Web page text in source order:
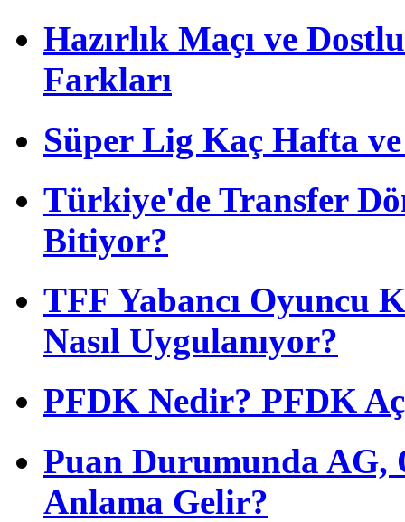
Hazırlık Maçı ve
Farkları
Süper Lig Kaç Hafta
Türkiye'de Transfer
Bitiyor?
TFF Yabancı Oyuncu
Nasıl Uygulanıyor?
PFDK Nedir? PFDK
Puan Durumunda AG,
Anlama Gelir?